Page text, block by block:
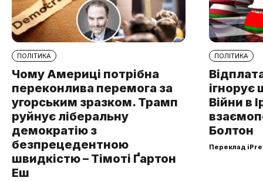
ПОЛІТИКА
Чому Америці потрібна
переконлива перемога за
угорським зразком. Трамп
руйнує ліберальну
демократію з
безпрецедентною
швидкістю – Тімоті Ґартон
Еш
ПОЛІТИКА
ігнорує
Війни в
Болтон
Переклад